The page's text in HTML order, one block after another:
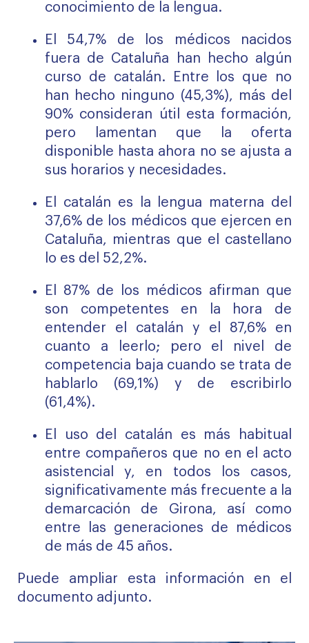
conocimiento de la lengua.
El 54,7% de los médicos nacidos
fuera de Cataluña han hecho algún
curso de catalán. Entre los que no
han hecho ninguno (45,3%), más del
90% consideran útil esta formación,
pero lamentan que la oferta
disponible hasta ahora no se ajusta a
sus horarios y necesidades.
El catalán es la lengua materna del
37,6% de los médicos que ejercen en
Cataluña, mientras que el castellano
lo es del 52,2%.
El 87% de los médicos afirman que
son competentes en la hora de
entender el catalán y el 87,6% en
cuanto a leerlo; pero el nivel de
competencia baja cuando se trata de
hablarlo (69,1%) y de escribirlo
(61,4%).
El uso del catalán es más habitual
entre compañeros que no en el acto
asistencial y, en todos los casos,
significativamente más frecuente a la
demarcación de Girona, así como
entre las generaciones de médicos
de más de 45 años.
Puede ampliar esta información en el
documento adjunto.